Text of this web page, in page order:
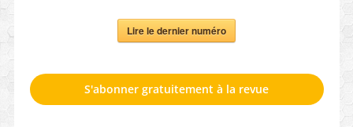
Lire le dernier numéro
S'abonner gratuitement à la revue